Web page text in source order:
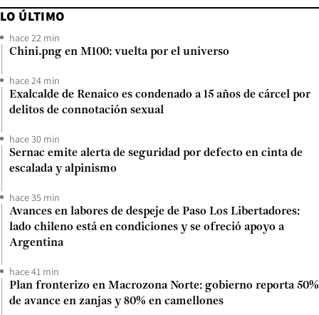
LO ÚLTIMO
hace 22 min
Chini.png en M100: vuelta por el universo
hace 24 min
Exalcalde de Renaico es condenado a 15 años de cárcel por
delitos de connotación sexual
hace 30 min
Sernac emite alerta de seguridad por defecto en cinta de
escalada y alpinismo
hace 35 min
Avances en labores de despeje de Paso Los Libertadores:
lado chileno está en condiciones y se ofreció apoyo a
Argentina
hace 41 min
Plan fronterizo en Macrozona Norte: gobierno reporta 50%
de avance en zanjas y 80% en camellones